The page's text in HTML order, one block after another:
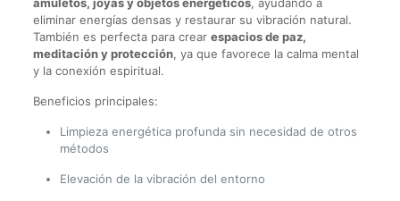
amuletos, joyas y objetos energéticos, ayudando a
eliminar energías densas y restaurar su vibración natural.
También es perfecta para crear espacios de paz,
meditación y protección, ya que favorece la calma mental
y la conexión espiritual.
Beneficios principales:
Limpieza energética profunda sin necesidad de otros
métodos
Elevación de la vibración del entorno